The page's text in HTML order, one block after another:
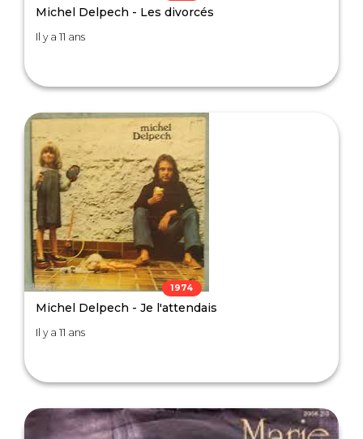
Michel Delpech - Les divorcés
Il y a 11 ans
1974
Michel Delpech - Je l'attendais
Il y a 11 ans